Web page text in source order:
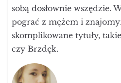
sobą dosłownie wszędzie.
pograć z mężem i
skomplikowane tytuły,
czy Brzdęk.